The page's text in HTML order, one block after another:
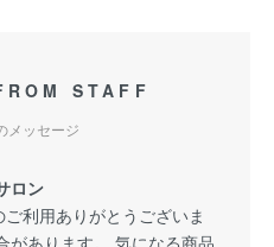
STAFF
メッセージ
ロン
利用ありがとうございま
があります。 気になる商品